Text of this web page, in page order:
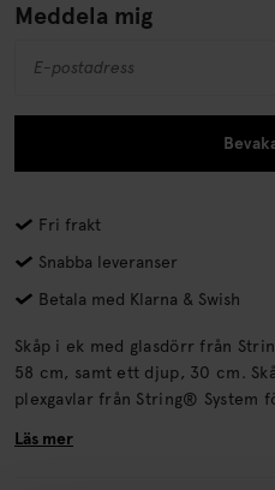
Meddela mig
Fri frakt
Snabba leveranser
Betala med Klarna & Swish
Skåp i ek med glasdörr från String
58 cm, samt ett djup, 30 cm. Skåpet passar med tråd- och
plexgavlar från String® System
Läs mer